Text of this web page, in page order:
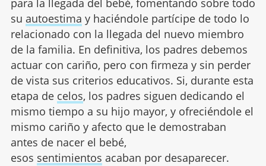
para la llegada del bebé, fomentando sobre todo
su autoestima y haciéndole partícipe de todo lo
relacionado con la llegada del nuevo miembro
de la familia. En definitiva, los padres debemos
actuar con cariño, pero con firmeza y sin perder
de vista sus criterios educativos. Si, durante esta
etapa de celos, los padres siguen dedicando el
mismo tiempo a su hijo mayor, y ofreciéndole el
mismo cariño y afecto que le demostraban
antes de nacer el bebé,
esos sentimientos acaban por desaparecer.